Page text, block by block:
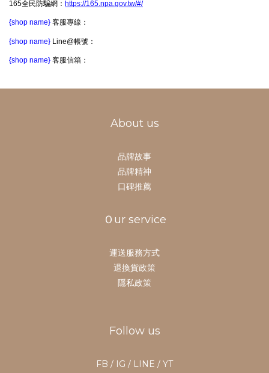
165全民防騙網： https://165.npa.gov.tw/#/
{shop name} 客服專線：
{shop name} Line@帳號：
{shop name} 客服信箱：
About us
品牌故事
品牌精神
口碑推薦
Ｏur service
運送服務方式
退換貨政策
隱私政策
Follow us
FB / IG / LINE / YT